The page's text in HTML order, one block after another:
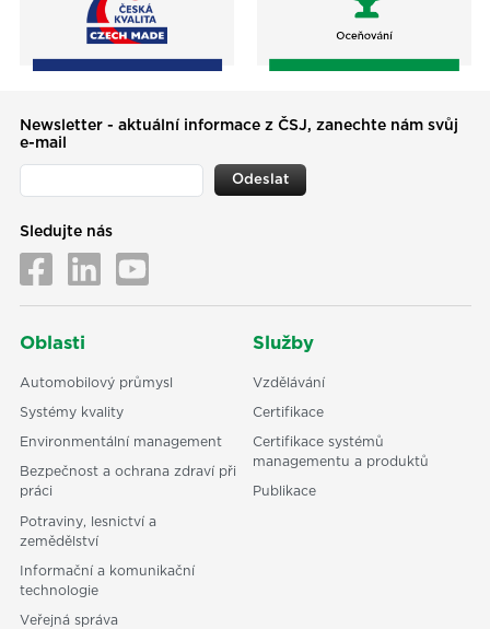
Newsletter - aktuální informace z ČSJ, zanechte nám svůj
e-mail
Odeslat
Sledujte nás
Oblasti
Automobilový průmysl
Systémy kvality
Environmentální management
Bezpečnost a ochrana zdraví při
práci
Potraviny, lesnictví a
zemědělství
Informační a komunikační
technologie
Veřejná správa
Služby
Vzdělávání
Certifikace
Certifikace systémů
managementu a produktů
Publikace